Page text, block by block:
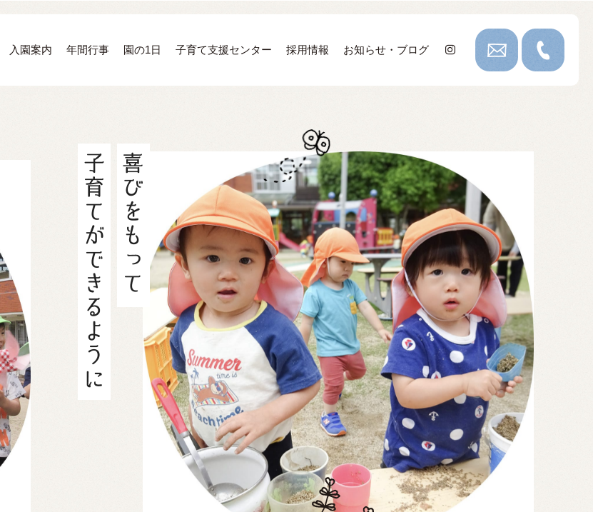
入園案内 年間行事 園の1日 子育て支援センター 採用情報 お知らせ・ブログ